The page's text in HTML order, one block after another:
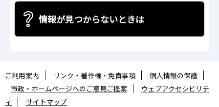
情報が見つからないときは
ご利用案内 リンク・著作権・免責事項
個人情報の保護
市政・ホームページへのご意見ご提案
ウェブアクセシビリテ
ィ
サイトマップ